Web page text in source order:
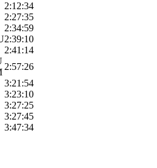
2:12:34
2:27:35
2:34:59
2:39:10
2:41:14
2:57:26
3:21:54
3:23:10
3:27:25
3:27:45
3:47:34